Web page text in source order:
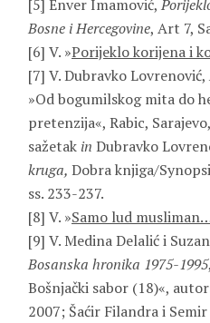
[5] Enver Imamović,
Bosne i Hercegovine, Art 7,
[6] V. »Porijeklo korijena i
[7] V. Dubravko Lovrenović,
»Od bogumilskog mita do
pretenzija«, Rabic,
sažetak in Dubravko
kruga, Dobra knjiga/
ss. 233-237.
[8] V. »Samo lud
[9] V. Medina Delalić i
Bosanska hronika 1975-1995
Bošnjački sabor (18)«,
2007; Šaćir Filandra i